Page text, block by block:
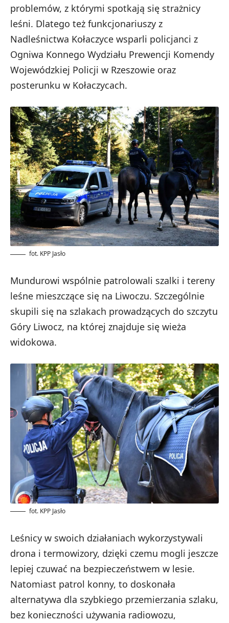
problemów, z którymi spotkają się strażnicy
leśni. Dlatego też funkcjonariuszy z
Nadleśnictwa Kołaczyce wsparli policjanci z
Ogniwa Konnego Wydziału Prewencji Komendy
Wojewódzkiej Policji w Rzeszowie oraz
posterunku w Kołaczycach.
fot. KPP Jasło
Mundurowi wspólnie patrolowali szalki i tereny
leśne mieszczące się na Liwoczu. Szczególnie
skupili się na szlakach prowadzących do szczytu
Góry Liwocz, na której znajduje się wieża
widokowa.
fot. KPP Jasło
Leśnicy w swoich działaniach wykorzystywali
drona i termowizory, dzięki czemu mogli jeszcze
lepiej czuwać na bezpieczeństwem w lesie.
Natomiast patrol konny, to doskonała
alternatywa dla szybkiego przemierzania szlaku,
bez konieczności używania radiowozu,